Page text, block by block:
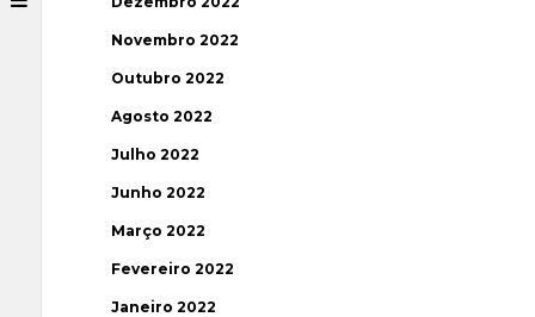
Novembro 2022
Outubro 2022
Agosto 2022
Julho 2022
Junho 2022
Março 2022
Fevereiro 2022
Janeiro 2022